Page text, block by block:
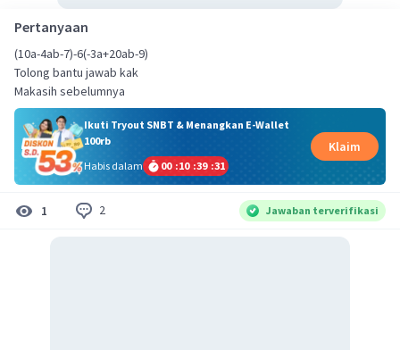
Pertanyaan
(10a-4ab-7)-6(-3a+20ab-9)
Tolong bantu jawab kak
Makasih sebelumnya
Ikuti Tryout SNBT & Menangkan E-Wallet
100rb
Habis dalam
00 :10 :39 :31
Klaim
1 2 Jawaban terverifikasi